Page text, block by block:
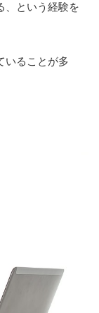
、という経験を
いることが多